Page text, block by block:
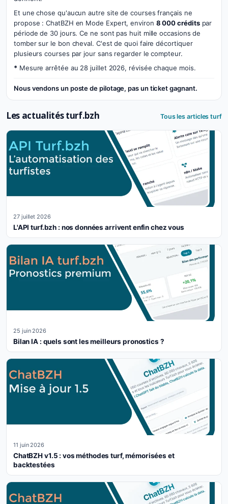
Et une chose qu'aucun autre site de courses français ne
propose : ChatBZH en Mode Expert, environ 8 000 créditspar
période de 30 jours. Ce ne sont pas huit mille occasions de
tomber sur le bon cheval. C'est de quoi faire décortiquer
plusieurs courses par jour sans regarder le compteur.
* Mesure arrêtée au 28 juillet 2026, révisée chaque mois.
Nous vendons un poste de pilotage, pas un ticket gagnant.
Les actualités turf.bzh Tous les articles turf
27 juillet 2026
L'API turf.bzh : nos données arrivent enfin chez vous
25 juin 2026
Bilan IA : quels sont les meilleurs pronostics ?
11 juin 2026
ChatBZH v1.5 : vos méthodes turf, mémorisées et
backtestées